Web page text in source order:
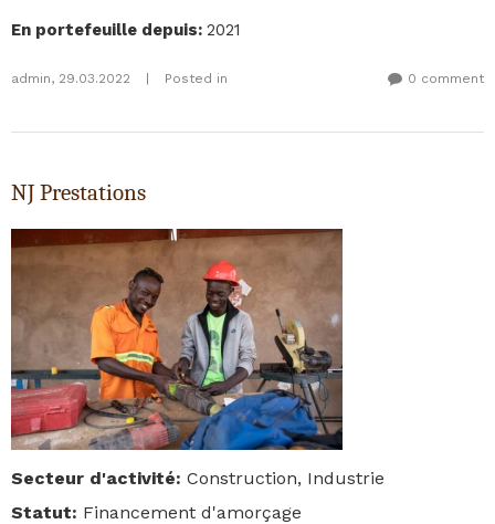
En portefeuille depuis: 2021
admin, 29.03.2022 Posted in 0 comment
NJ Prestations
Secteur d'activité: Construction, Industrie
Statut: Financement d'amorçage